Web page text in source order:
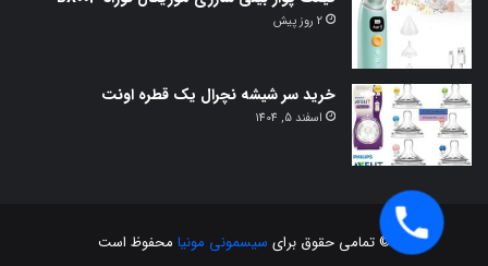
2 روز پیش
خرید سر شیشه نچرال یک قطره اونت
اسفند 5, 1404
© تمامی حقوق برای سیسمونی مونیا محفوظ است